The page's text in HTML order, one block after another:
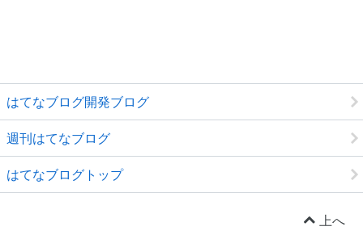
はてなブログ開発ブログ
週刊はてなブログ
はてなブログトップ
上へ